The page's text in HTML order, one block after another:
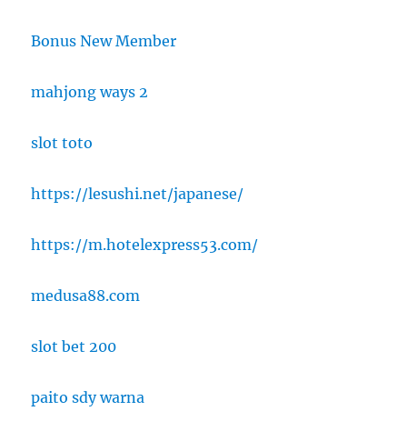
Bonus New Member
mahjong ways 2
slot toto
https://lesushi.net/japanese/
https://m.hotelexpress53.com/
medusa88.com
slot bet 200
paito sdy warna